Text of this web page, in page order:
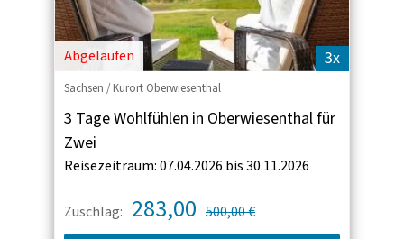
3x
Abgelaufen
Sachsen / Kurort Oberwiesenthal
3 Tage Wohlfühlen in Oberwiesenthal für
Zwei
Reisezeitraum: 07.04.2026 bis 30.11.2026
Zuschlag: 283,00 500,00 €